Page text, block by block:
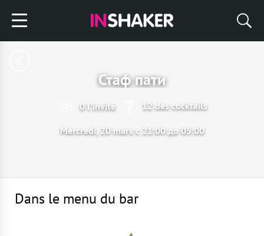
Стаф пати
0 l'invité 12 des cocktails
Mercredi, 20 mars с 21:00 до 05:00
Dans le menu du bar